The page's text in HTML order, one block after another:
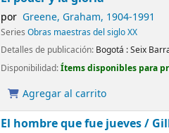
por Greene, Graham, 1904-1991
SeriesObras maestras del siglo XX
Detalles de publicación: Bogotá :Seix
Disponibilidad:Ítems disponibles para
Agregar al carrito
El hombre que fue jueves /